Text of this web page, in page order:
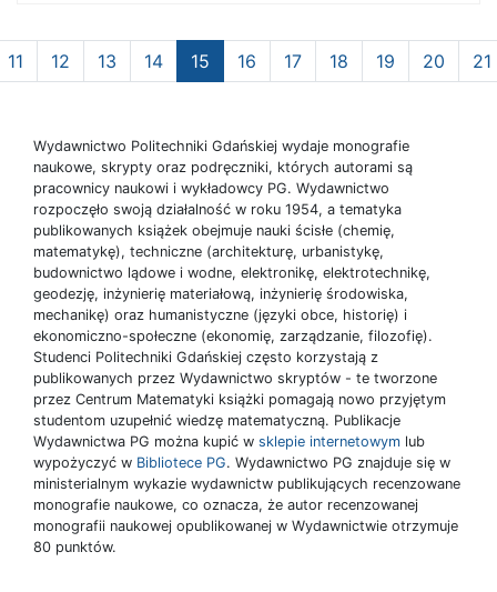
11 12 13 14 15 16 17 18 19 20 21
Wydawnictwo Politechniki Gdańskiej wydaje monografie
naukowe, skrypty oraz podręczniki, których autorami są
pracownicy naukowi i wykładowcy PG. Wydawnictwo
rozpoczęło swoją działalność w roku 1954, a tematyka
publikowanych książek obejmuje nauki ścisłe (chemię,
matematykę), techniczne (architekturę, urbanistykę,
budownictwo lądowe i wodne, elektronikę, elektrotechnikę,
geodezję, inżynierię materiałową, inżynierię środowiska,
mechanikę) oraz humanistyczne (języki obce, historię) i
ekonomiczno-społeczne (ekonomię, zarządzanie, filozofię).
Studenci Politechniki Gdańskiej często korzystają z
publikowanych przez Wydawnictwo skryptów - te tworzone
przez Centrum Matematyki książki pomagają nowo przyjętym
studentom uzupełnić wiedzę matematyczną. Publikacje
Wydawnictwa PG można kupić w sklepie internetowym lub
wypożyczyć w Bibliotece PG. Wydawnictwo PG znajduje się w
ministerialnym wykazie wydawnictw publikujących recenzowane
monografie naukowe, co oznacza, że autor recenzowanej
monografii naukowej opublikowanej w Wydawnictwie otrzymuje
80 punktów.